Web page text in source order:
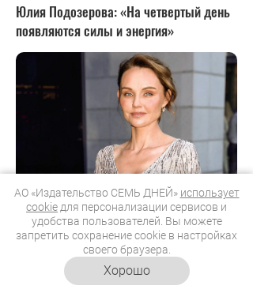
АО «Издательство СЕМЬ ДНЕЙ» использует
cookie для персонализации сервисов и
удобства пользователей. Вы можете
запретить сохранение cookie в настройках
своего браузера.
Хорошо
Юлия Подозерова: «На четвертый день
появляются силы и энергия»
Юлия Подозерова